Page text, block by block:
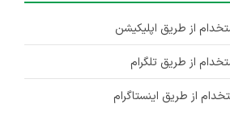
از طریق اپلیکیشن
از طریق تلگرام
از طریق اینستاگرام